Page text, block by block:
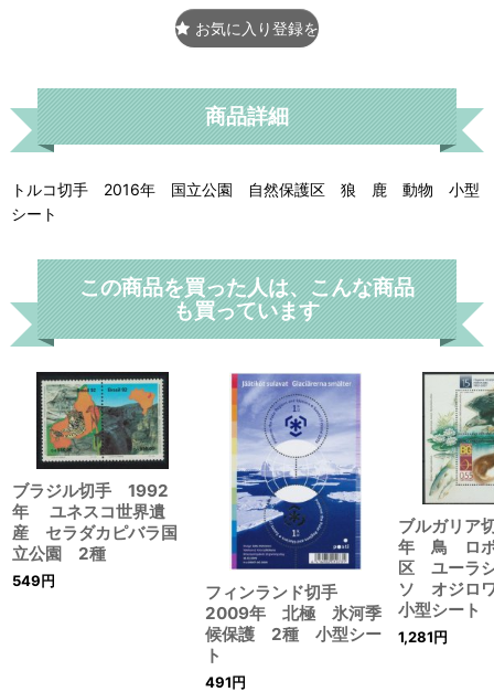
お気に入り登録をする
商品詳細
トルコ切手 2016年 国立公園 自然保護区 狼 鹿 動物 小型
シート
この商品を買った人は、こんな商品
も買っています
ブラジル切手 1992
年 ユネスコ世界遺
産 セラダカピバラ国
立公園 2種
549円
フィンランド切手
2009年 北極 氷河季
候保護 2種 小型シー
ト
491円
ブルガリア
年 鳥 ロポ
区 ユーラ
ソ オジロ
小型シート
1,281円